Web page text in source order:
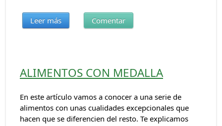
Leer más Comentar
ALIMENTOS CON MEDALLA
En este artículo vamos a conocer a una serie de
alimentos con unas cualidades excepcionales que
hacen que se diferencien del resto. Te explicamos